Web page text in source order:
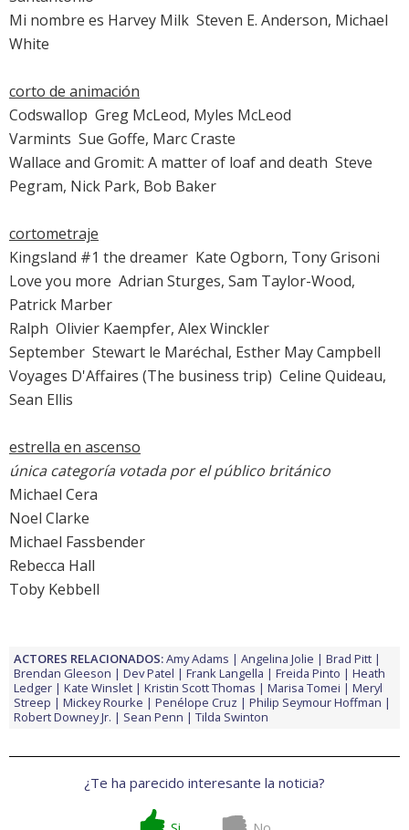
Mi nombre es Harvey Milk  Steven E. Anderson, Michael
White
corto de animación
Codswallop  Greg McLeod, Myles McLeod
Varmints  Sue Goffe, Marc Craste
Wallace and Gromit: A matter of loaf and death  Steve
Pegram, Nick Park, Bob Baker
cortometraje
Kingsland #1 the dreamer  Kate Ogborn, Tony Grisoni
Love you more  Adrian Sturges, Sam Taylor-Wood,
Patrick Marber
Ralph  Olivier Kaempfer, Alex Winckler
September  Stewart le Maréchal, Esther May Campbell
Voyages D'Affaires (The business trip)  Celine Quideau,
Sean Ellis
estrella en ascenso
única categoría votada por el público británico
Michael Cera
Noel Clarke
Michael Fassbender
Rebecca Hall
Toby Kebbell
ACTORES RELACIONADOS:Amy Adams Angelina Jolie
Brad Pitt
Brendan Gleeson
Dev Patel Frank Langella Freida Pinto
Heath
Ledger
Kate Winslet Kristin Scott Thomas Marisa Tomei
Meryl
Streep
Mickey Rourke Penélope Cruz
Philip Seymour Hoffman
Robert Downey Jr.
Sean Penn Tilda Swinton
¿Te ha parecido interesante la noticia?